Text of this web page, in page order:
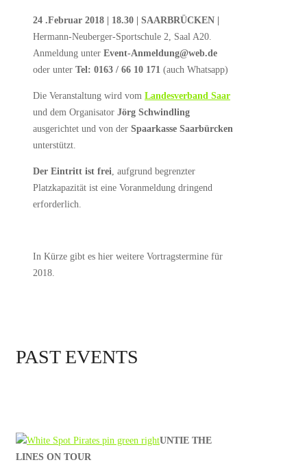
24 .Februar 2018 | 18.30 | SAARBRÜCKEN |
Hermann-Neuberger-Sportschule 2, Saal A20.
Anmeldung unter Event-Anmeldung@web.de
oder unter Tel: 0163 / 66 10 171 (auch Whatsapp)
Die Veranstaltung wird vom Landesverband Saar
und dem Organisator Jörg Schwindling
ausgerichtet und von der Spaarkasse Saarbürcken
unterstützt.
Der Eintritt ist frei, aufgrund begrenzter
Platzkapazität ist eine Voranmeldung dringend
erforderlich.
In Kürze gibt es hier weitere Vortragstermine für
2018.
PAST EVENTS
UNTIE THE
LINES ON TOUR